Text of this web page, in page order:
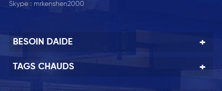
Skype : mrkenshen2000
BESOIN DAIDE
TAGS CHAUDS